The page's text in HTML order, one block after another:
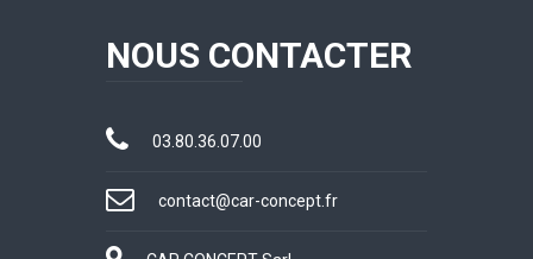
NOUS CONTACTER
03.80.36.07.00
contact@car-concept.fr